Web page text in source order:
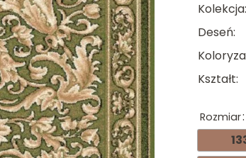
Kolekcja
Deseń
Kształt
Rozmiar